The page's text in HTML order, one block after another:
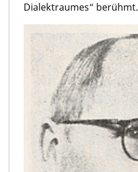
Dialektraumes“ berühmt.